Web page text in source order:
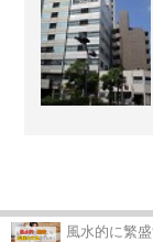
風水的に繁盛